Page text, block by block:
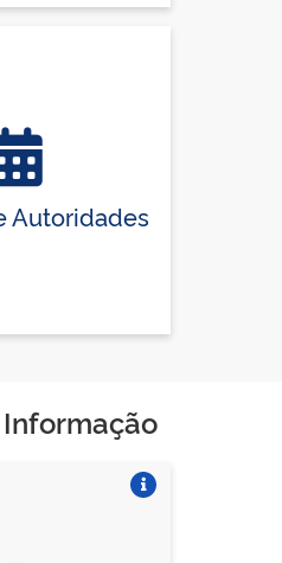
Autoridades